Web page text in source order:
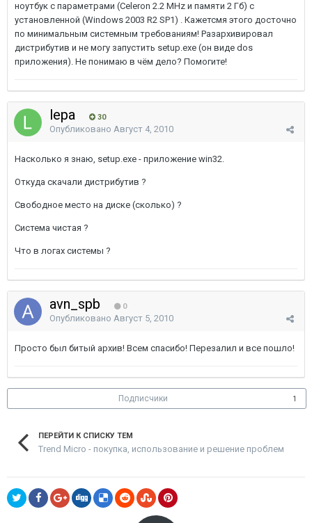
ноутбук с параметрами (Celeron 2.2 MHz и памяти 2 Гб) с
установленной (Windows 2003 R2 SP1) . Кажетсмя этого досточно
по минимальным системным требованиям! Разархивировал
дистрибутив и не могу запустить setup.exe (он виде dos
приложения). Не понимаю в чём дело? Помогите!
lepa 30
Опубликовано Август 4, 2010
Насколько я знаю, setup.exe - приложение win32.
Откуда скачали дистрибутив ?
Свободное место на диске (сколько) ?
Система чистая ?
Что в логах системы ?
avn_spb 0
Опубликовано Август 5, 2010
Просто был битый архив! Всем спасибо! Перезалил и все пошло!
Подписчики 1
ПЕРЕЙТИ К СПИСКУ ТЕМ
Trend Micro - покупка, использование и решение проблем